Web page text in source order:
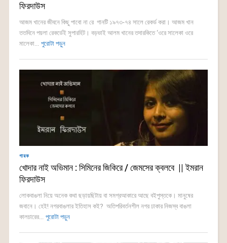
ফিরদাউস
আজম খানের জীবনে কিছু পাবো না রে গানটি ১৯৭৩-৭৪ সালে রেকর্ড করা। আজম খান
ততদিনে পয়লা রেকর্ডেই সুপারহিট। বড়ভাই আলম খানের তদারকিতে ‘ওরে সালেকা ওরে
মালেকা... পুরোটা পড়ুন
গায়ক
খোদার নাই অভিমান : সিমিনের জিকিরে / জেমসের ক্বলবে || ইমরান
ফিরদাউস
লোকবাঙলা নিয়ে অনেক কথা ছড়ায়ছিটায় বা সমগ্রআকারে আছে বইপুস্তকে। মানুষের
জবানে। হেই! নগরবাঙলার ইতিহাস কই? অতিপরিবর্তনশীল নগর ঢাকার নিজস্ব বাঙলা
কালচারের... পুরোটা পড়ুন